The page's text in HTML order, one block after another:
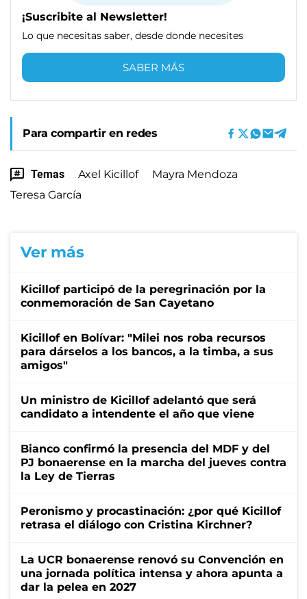
¡Suscribite al Newsletter!
Lo que necesitas saber, desde donde necesites
SABER MÁS
Para compartir en redes
Temas Axel Kicillof
Mayra Mendoza
Teresa García
Ver más
Kicillof participó de la peregrinación por la
conmemoración de San Cayetano
Kicillof en Bolívar: "Milei nos roba recursos
para dárselos a los bancos, a la timba, a sus
amigos"
Un ministro de Kicillof adelantó que será
candidato a intendente el año que viene
Bianco confirmó la presencia del MDF y del
PJ bonaerense en la marcha del jueves contra
la Ley de Tierras
Peronismo y procastinación: ¿por qué Kicillof
retrasa el diálogo con Cristina Kirchner?
La UCR bonaerense renovó su Convención en
una jornada política intensa y ahora apunta a
dar la pelea en 2027